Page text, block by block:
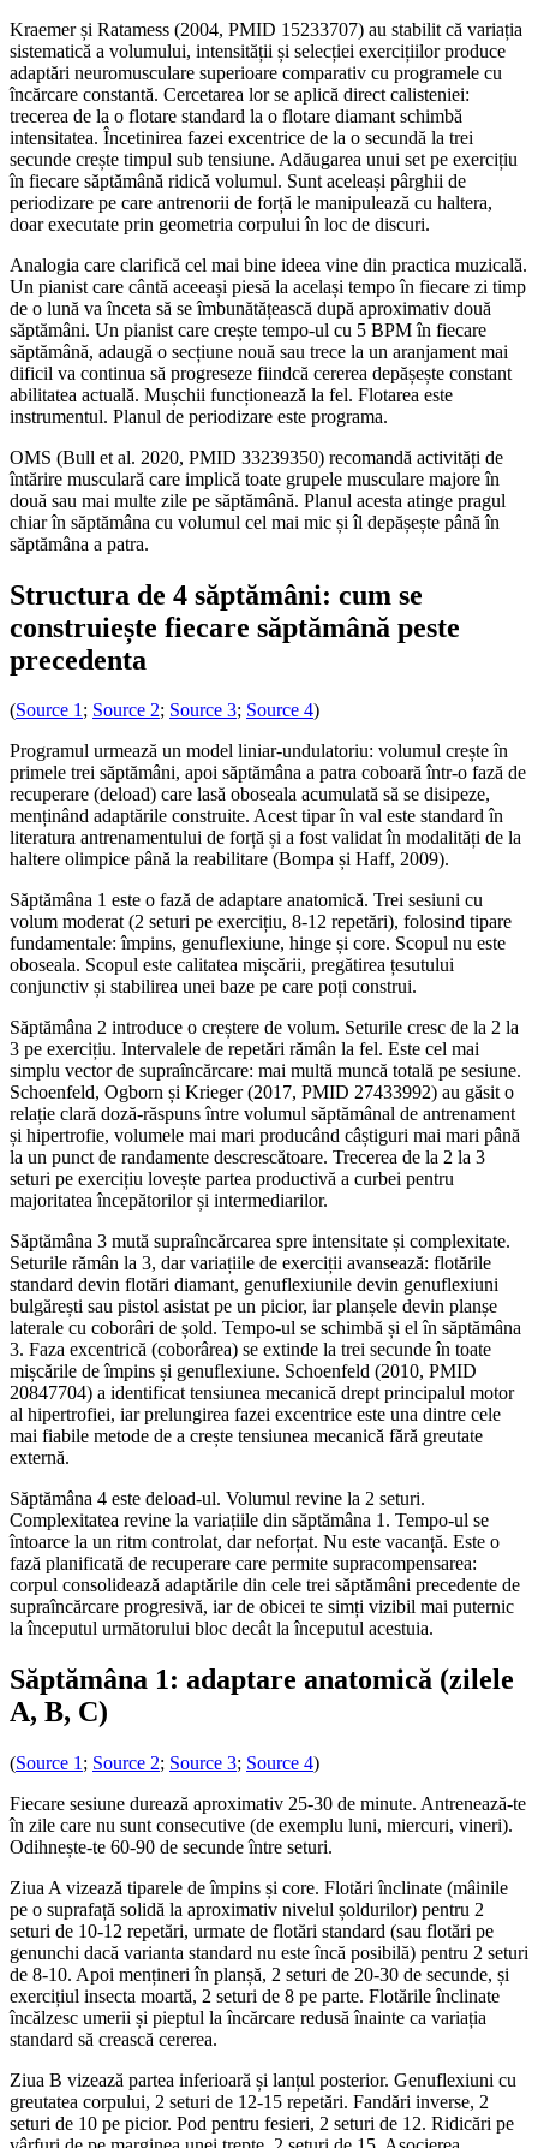
Kraemer și Ratamess (2004, PMID 15233707) au stabilit că variația
sistematică a volumului, intensității și selecției exercițiilor produce
adaptări neuromusculare superioare comparativ cu programele cu
încărcare constantă. Cercetarea lor se aplică direct calisteniei:
trecerea de la o flotare standard la o flotare diamant schimbă
intensitatea. Încetinirea fazei excentrice de la o secundă la trei
secunde crește timpul sub tensiune. Adăugarea unui set pe exercițiu
în fiecare săptămână ridică volumul. Sunt aceleași pârghii de
periodizare pe care antrenorii de forță le manipulează cu haltera,
doar executate prin geometria corpului în loc de discuri.
Analogia care clarifică cel mai bine ideea vine din practica muzicală.
Un pianist care cântă aceeași piesă la același tempo în fiecare zi timp
de o lună va înceta să se îmbunătățească după aproximativ două
săptămâni. Un pianist care crește tempo-ul cu 5 BPM în fiecare
săptămână, adaugă o secțiune nouă sau trece la un aranjament mai
dificil va continua să progreseze fiindcă cererea depășește constant
abilitatea actuală. Mușchii funcționează la fel. Flotarea este
instrumentul. Planul de periodizare este programa.
OMS (Bull et al. 2020, PMID 33239350) recomandă activități de
întărire musculară care implică toate grupele musculare majore în
două sau mai multe zile pe săptămână. Planul acesta atinge pragul
chiar în săptămâna cu volumul cel mai mic și îl depășește până în
săptămâna a patra.
Structura de 4 săptămâni: cum se
construiește fiecare săptămână peste
precedenta
(Source 1; Source 2; Source 3; Source 4)
Programul urmează un model liniar-undulatoriu: volumul crește în
primele trei săptămâni, apoi săptămâna a patra coboară într-o fază de
recuperare (deload) care lasă oboseala acumulată să se disipeze,
menținând adaptările construite. Acest tipar în val este standard în
literatura antrenamentului de forță și a fost validat în modalități de la
haltere olimpice până la reabilitare (Bompa și Haff, 2009).
Săptămâna 1 este o fază de adaptare anatomică. Trei sesiuni cu
volum moderat (2 seturi pe exercițiu, 8-12 repetări), folosind tipare
fundamentale: împins, genuflexiune, hinge și core. Scopul nu este
oboseala. Scopul este calitatea mișcării, pregătirea țesutului
conjunctiv și stabilirea unei baze pe care poți construi.
Săptămâna 2 introduce o creștere de volum. Seturile cresc de la 2 la
3 pe exercițiu. Intervalele de repetări rămân la fel. Este cel mai
simplu vector de supraîncărcare: mai multă muncă totală pe sesiune.
Schoenfeld, Ogborn și Krieger (2017, PMID 27433992) au găsit o
relație clară doză-răspuns între volumul săptămânal de antrenament
și hipertrofie, volumele mai mari producând câștiguri mai mari până
la un punct de randamente descrescătoare. Trecerea de la 2 la 3
seturi pe exercițiu lovește partea productivă a curbei pentru
majoritatea începătorilor și intermediarilor.
Săptămâna 3 mută supraîncărcarea spre intensitate și complexitate.
Seturile rămân la 3, dar variațiile de exerciții avansează: flotările
standard devin flotări diamant, genuflexiunile devin genuflexiuni
bulgărești sau pistol asistat pe un picior, iar planșele devin planșe
laterale cu coborâri de șold. Tempo-ul se schimbă și el în săptămâna
3. Faza excentrică (coborârea) se extinde la trei secunde în toate
mișcările de împins și genuflexiune. Schoenfeld (2010, PMID
20847704) a identificat tensiunea mecanică drept principalul motor
al hipertrofiei, iar prelungirea fazei excentrice este una dintre cele
mai fiabile metode de a crește tensiunea mecanică fără greutate
externă.
Săptămâna 4 este deload-ul. Volumul revine la 2 seturi.
Complexitatea revine la variațiile din săptămâna 1. Tempo-ul se
întoarce la un ritm controlat, dar neforțat. Nu este vacanță. Este o
fază planificată de recuperare care permite supracompensarea:
corpul consolidează adaptările din cele trei săptămâni precedente de
supraîncărcare progresivă, iar de obicei te simți vizibil mai puternic
la începutul următorului bloc decât la începutul acestuia.
Săptămâna 1: adaptare anatomică (zilele
A, B, C)
(Source 1 ; Source 2; Source 3; Source 4)
Fiecare sesiune durează aproximativ 25-30 de minute. Antrenează-te
în zile care nu sunt consecutive (de exemplu luni, miercuri, vineri).
Odihnește-te 60-90 de secunde între seturi.
Ziua A vizează tiparele de împins și core. Flotări înclinate (mâinile
pe o suprafață solidă la aproximativ nivelul șoldurilor) pentru 2
seturi de 10-12 repetări, urmate de flotări standard (sau flotări pe
genunchi dacă varianta standard nu este încă posibilă) pentru 2 seturi
de 8-10. Apoi mențineri în planșă, 2 seturi de 20-30 de secunde, și
exercițiul insecta moartă, 2 seturi de 8 pe parte. Flotările înclinate
încălzesc umerii și pieptul la încărcare redusă înainte ca variația
standard să crească cererea.
Ziua B vizează partea inferioară și lanțul posterior. Genuflexiuni cu
greutatea corpului, 2 seturi de 12-15 repetări. Fandări inverse, 2
seturi de 10 pe picior. Pod pentru fesieri, 2 seturi de 12. Ridicări pe